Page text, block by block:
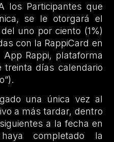
los Participantes que
se le otorgará el
uno por ciento (1%)
con la RappiCard en
Rappi, plataforma
treinta días calendario
una única vez al
a más tardar, dentro
a la fecha en
completado la